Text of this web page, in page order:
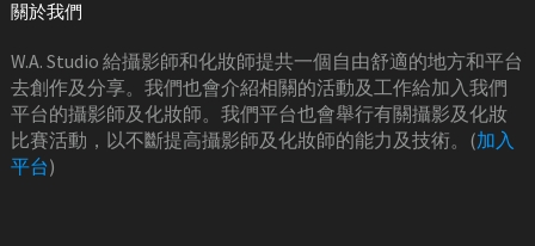
關於我們
W.A. Studio 給攝影師和化妝師提共一個自由舒適的地方和平台
去創作及分享。我們也會介紹相關的活動及工作給加入我們
平台的攝影師及化妝師。我們平台也會舉行有關攝影及化妝
比賽活動，以不斷提高攝影師及化妝師的能力及技術。(加入
平台)